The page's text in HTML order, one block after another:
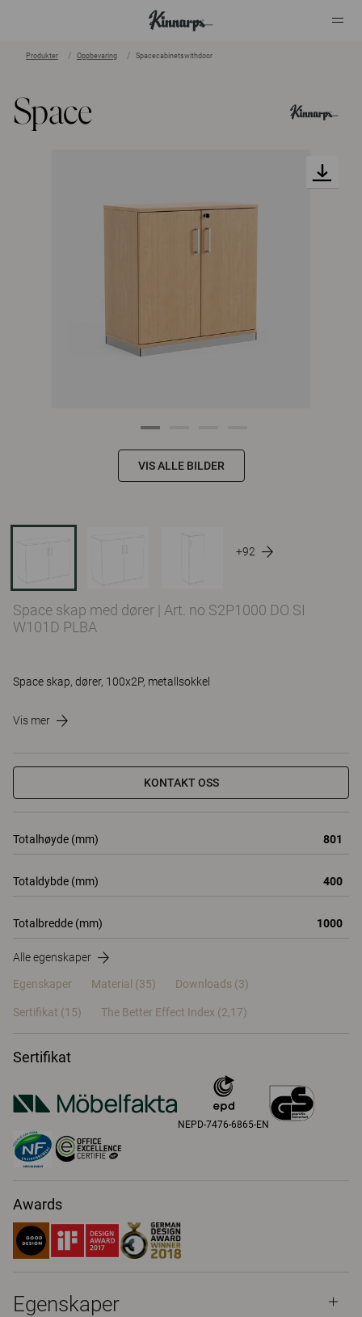
Produkter Oppbevaring Spacecabinetswithdoor
Space
VIS ALLE BILDER
+92
Space skap med dører | Art. no S2P1000 DO SI
W101D PLBA
Space skap, dører, 100x2P, metallsokkel
Vis mer
KONTAKT OSS
Totalhøyde (mm) 801
Totaldybde (mm) 400
Totalbredde (mm) 1000
Alle egenskaper
Egenskaper Material (35) Downloads (3)
Sertifikat (15) The Better Effect Index (2,17)
Sertifikat
NEPD-7476-6865-EN
Awards
Egenskaper